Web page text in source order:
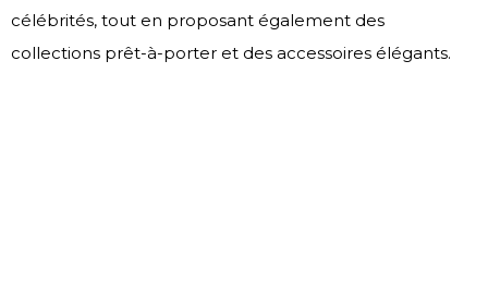
célébrités, tout en proposant également des
collections prêt-à-porter et des accessoires élégants.